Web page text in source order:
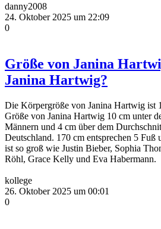
danny2008
24. Oktober 2025 um 22:09
0
Größe von Janina
Janina Hartwig?
Die Körpergröße von Janina Hartwig ist
Größe von Janina Hartwig 10 cm unter
Männern und 4 cm über dem
Deutschland. 170 cm entsprechen 5
ist so groß wie Justin Bieber, Sophia
Röhl, Grace Kelly und Eva Habermann.
kollege
26. Oktober 2025 um 00:01
0